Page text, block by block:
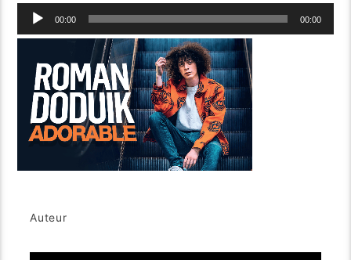
Lecteur
audio
00:00 00:00
Auteur